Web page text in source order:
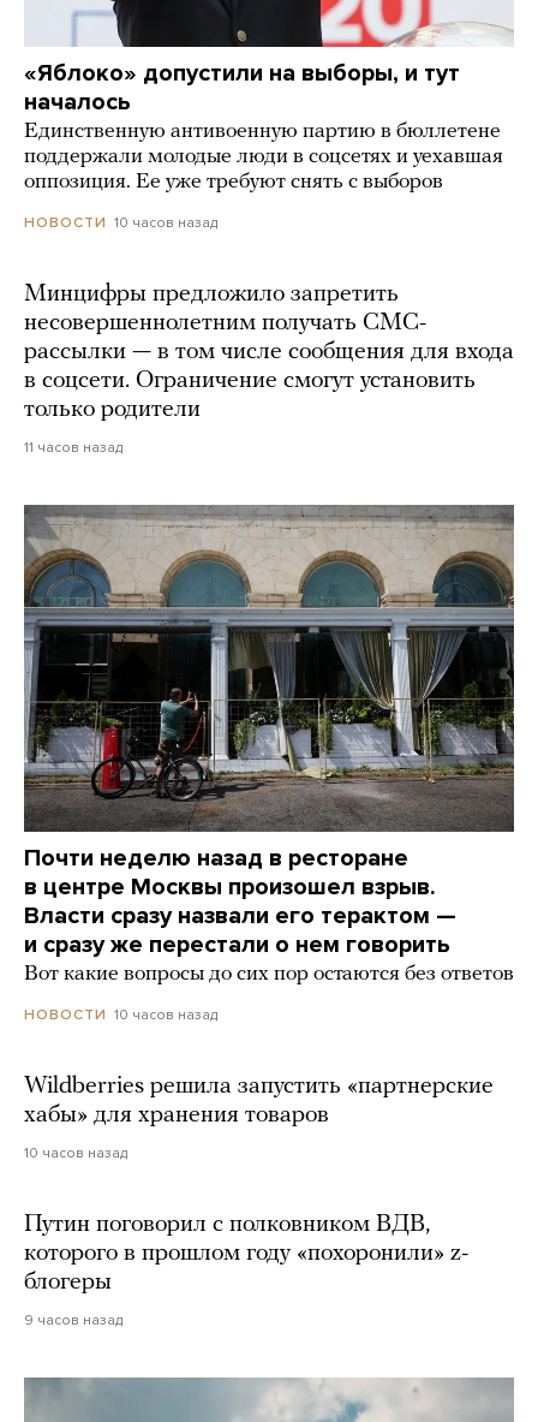
«Яблоко» допустили на выборы, и тут
началось
Единственную антивоенную партию в бюллетене
поддержали молодые люди в соцсетях и уехавшая
оппозиция. Ее уже требуют снять с выборов
НОВОСТИ 10 часов назад
Минцифры предложило запретить
несовершеннолетним получать СМС-
рассылки — в том числе сообщения для входа
в соцсети. Ограничение смогут установить
только родители
11 часов назад
Почти неделю назад в ресторане
в центре Москвы произошел взрыв.
Власти сразу назвали его терактом —
и сразу же перестали о нем говорить
Вот какие вопросы до сих пор остаются без ответов
НОВОСТИ 10 часов назад
Wildberries решила запустить «партнерские
хабы» для хранения товаров
10 часов назад
Путин поговорил с полковником ВДВ,
которого в прошлом году «похоронили» z-
блогеры
9 часов назад